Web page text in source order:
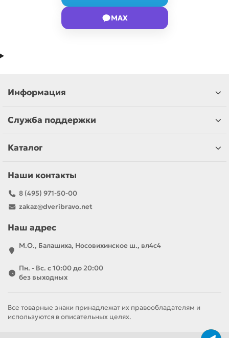
MAX
Информация
Служба поддержки
Каталог
Наши контакты
8 (495) 971-50-00
zakaz@dveribravo.net
Наш адрес
М.О., Балашиха, Носовихинское ш., вл4с4
Пн. - Вс. с 10:00 до 20:00
без выходных
Все товарные знаки принадлежат их правообладателям и
используются в описательных целях.